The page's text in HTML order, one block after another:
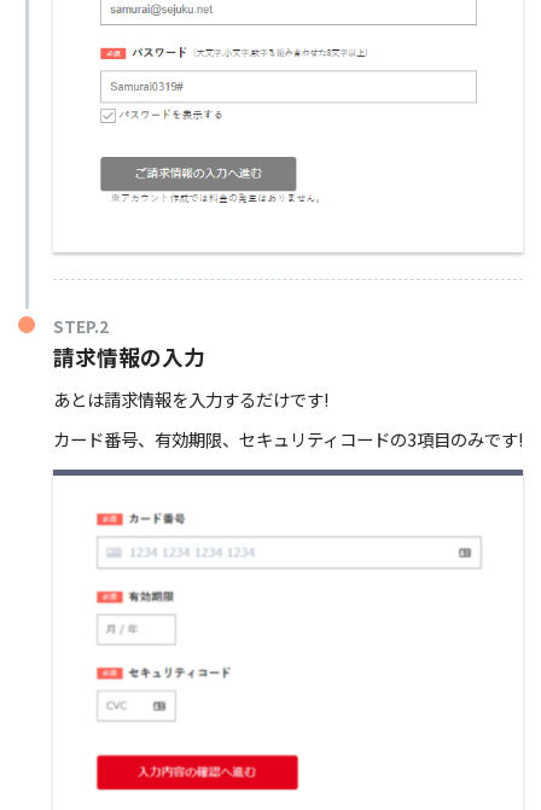
STEP.2
請求情報の入力
あとは請求情報を入力するだけです!
カード番号、有効期限、セキュリティコードの3項目のみです!